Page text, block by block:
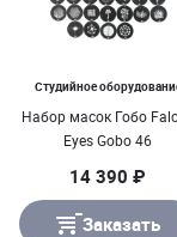
Студийное
Набор масок Гобо
Eyes Gobo 46
14 390 ₽
Заказать